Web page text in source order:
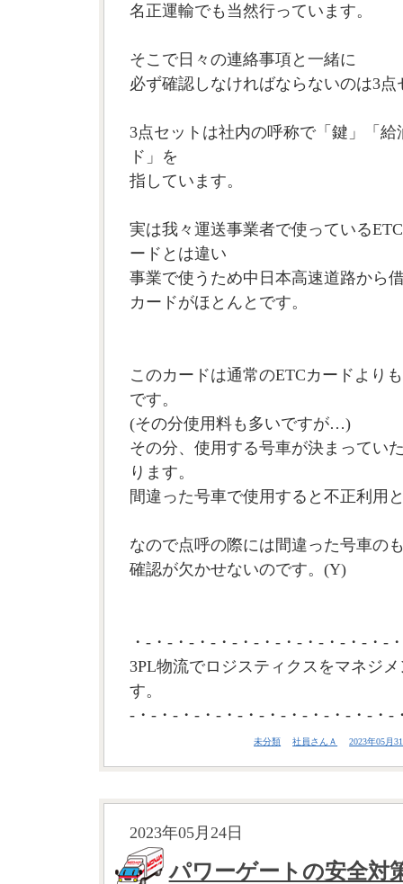
名正運輸でも当然行っています。
そこで日々の連絡事項と一緒に
必ず確認しなければならないのは3
3点セットは社内の呼称で「鍵」「給
ド」を
指しています。
実は我々運送事業者で使っている
ードとは違い
事業で使うため中日本高速道路から
カードがほとんとです。
このカードは通常のETCカードより
です。
(その分使用料も多いですが…)
その分、使用する号車が決まってい
ります。
間違った号車で使用すると不正利用
なので点呼の際には間違った号車の
確認が欠かせないのです。(Y)
・-・-・-・-・-・-・-・-・-・-・-・-
3PL物流でロジスティクスをマネジ
す。
-・-・-・-・-・-・-・-・-・-・-・-・-
未分類 社員さんＡ 2023年05月
2023年05月24日
パワーゲートの安全対